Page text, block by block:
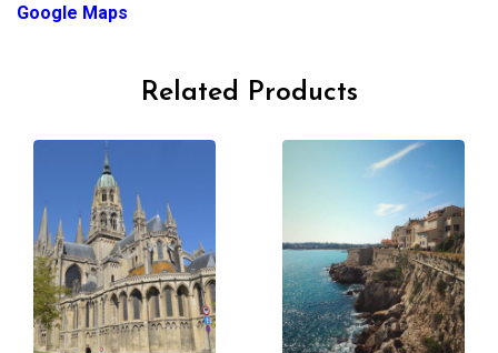
Google Maps
Related Products